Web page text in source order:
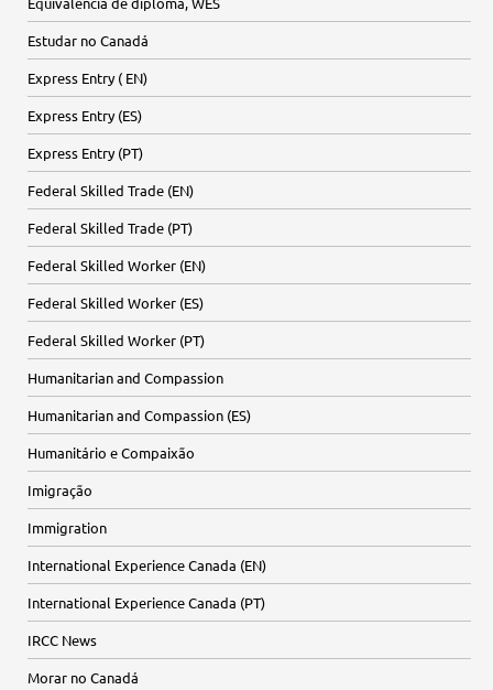
Estudar no Canadá
Express Entry ( EN)
Express Entry (ES)
Express Entry (PT)
Federal Skilled Trade (EN)
Federal Skilled Trade (PT)
Federal Skilled Worker (EN)
Federal Skilled Worker (ES)
Federal Skilled Worker (PT)
Humanitarian and Compassion
Humanitarian and Compassion (ES)
Humanitário e Compaixão
Imigração
Immigration
International Experience Canada (EN)
International Experience Canada (PT)
IRCC News
Morar no Canadá